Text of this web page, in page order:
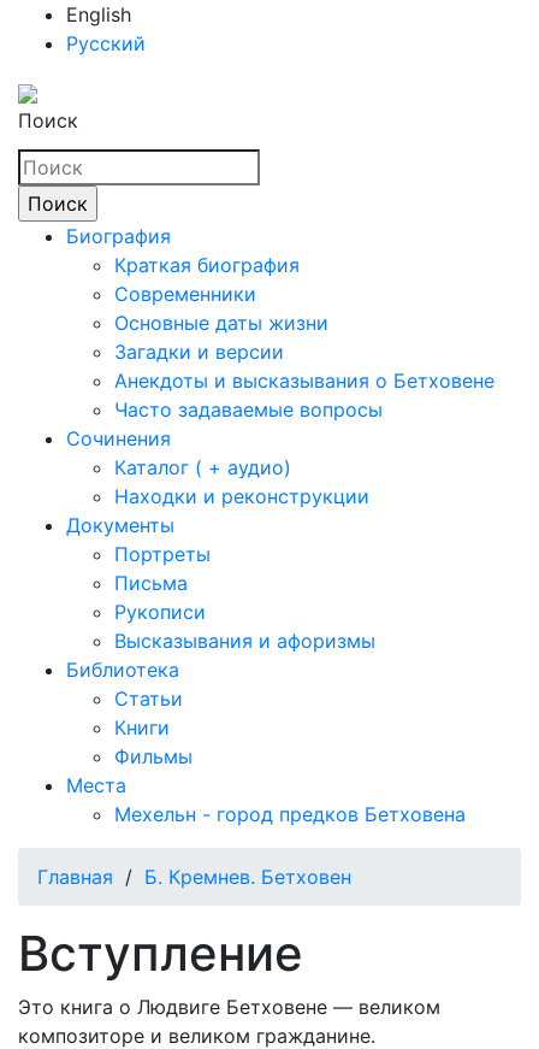
English
Русский
Поиск
Биография
Краткая биография
Современники
Основные даты жизни
Загадки и версии
Анекдоты и высказывания о Бетховене
Часто задаваемые вопросы
Сочинения
Каталог ( + аудио)
Находки и реконструкции
Документы
Портреты
Письма
Рукописи
Высказывания и афоризмы
Библиотека
Статьи
Книги
Фильмы
Места
Мехельн - город предков Бетховена
Главная / Б. Кремнев. Бетховен
Вступление
Это книга о Людвиге Бетховене — великом
композиторе и великом гражданине.